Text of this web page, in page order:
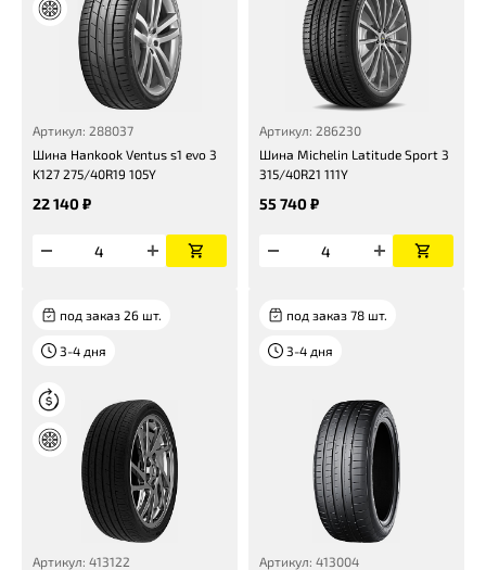
Артикул: 288037
Шина Hankook Ventus s1 evo 3
K127 275/40R19 105Y
22 140 ₽
Артикул: 286230
Шина Michelin Latitude Sport 3
315/40R21 111Y
55 740 ₽
под заказ 26 шт.
3-4 дня
Артикул: 413122
под заказ 78 шт.
3-4 дня
Артикул: 413004